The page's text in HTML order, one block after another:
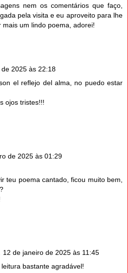
nem os comentários que faço,
pela visita e eu aproveito para lhe
um lindo poema, adorei!
2025 às 22:18
el reflejo del alma, no puedo estar
ojos tristes!!!
de 2025 às 01:29
teu poema cantado, ficou muito bem,
12 de janeiro de 2025 às 11:45
bastante agradável!